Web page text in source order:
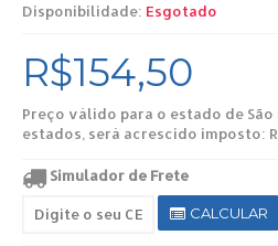
Disponibilidade: Esgotado
R$154,50
Preço válido para o estado de São
estados, será acrescido imposto:
Simulador de Frete
CALCULAR